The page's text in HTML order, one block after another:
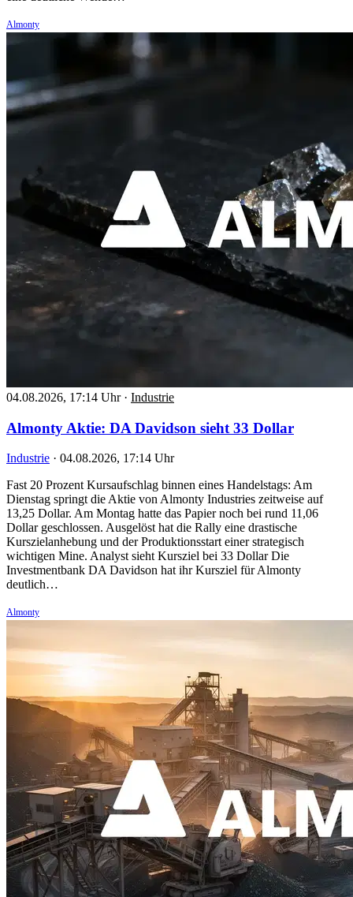
Almonty
04.08.2026, 17:14 Uhr · Industrie
Almonty Aktie: DA Davidson sieht 33 Dollar
Industrie · 04.08.2026, 17:14 Uhr
Fast 20 Prozent Kursaufschlag binnen eines Handelstags: Am
Dienstag springt die Aktie von Almonty Industries zeitweise auf
13,25 Dollar. Am Montag hatte das Papier noch bei rund 11,06
Dollar geschlossen. Ausgelöst hat die Rally eine drastische
Kurszielanhebung und der Produktionsstart einer strategisch
wichtigen Mine. Analyst sieht Kursziel bei 33 Dollar Die
Investmentbank DA Davidson hat ihr Kursziel für Almonty
deutlich…
Almonty